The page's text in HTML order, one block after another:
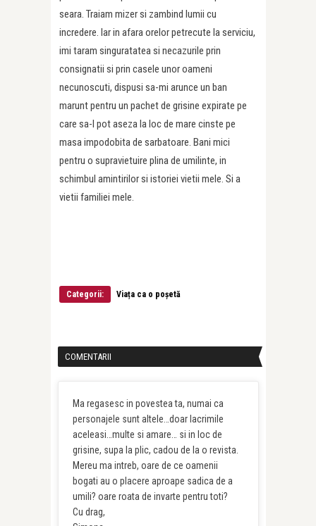
seara. Traiam mizer si zambind lumii cu
incredere. Iar in afara orelor petrecute la serviciu,
imi taram singuratatea si necazurile prin
consignatii si prin casele unor oameni
necunoscuti, dispusi sa-mi arunce un ban
marunt pentru un pachet de grisine expirate pe
care sa-l pot aseza la loc de mare cinste pe
masa impodobita de sarbatoare. Bani mici
pentru o supravietuire plina de umilinte, in
schimbul amintirilor si istoriei vietii mele. Si a
vietii familiei mele.
Categorii: Viața ca o poșetă
COMENTARII
Ma regasesc in povestea ta, numai ca
personajele sunt altele…doar lacrimile
aceleasi…multe si amare… si in loc de
grisine, supa la plic, cadou de la o revista.
Mereu ma intreb, oare de ce oamenii
bogati au o placere aproape sadica de a
umili? oare roata de invarte pentru toti?
Cu drag,